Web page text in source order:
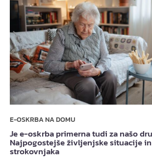
E-OSKRBA NA DOMU
Je e-oskrba primerna tudi za našo
Najpogostejše življenjske situacije
strokovnjaka